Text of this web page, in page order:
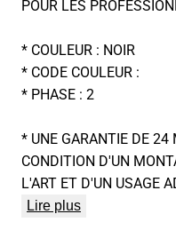
POUR LES
* COULEUR : NOIR
* CODE COULEUR :
* PHASE : 2
* UNE GARANTIE DE 24
CONDITION D'UN
L'ART ET D'UN USAGE
Lire plus